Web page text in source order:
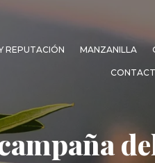
REPUTACIÓN MANZANILLA